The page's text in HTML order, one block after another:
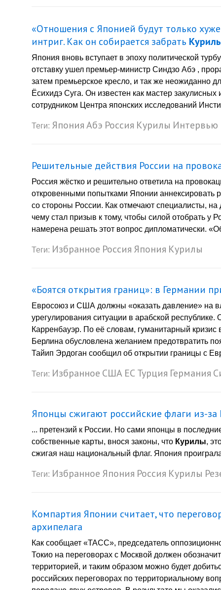
«Отношения с Японией будут только
интриг. Как он собирается забрать
Япония вновь вступает в эпоху политической
отставку ушел премьер-министр Синдзо Абэ ,
затем премьерское кресло, и так же неожиданно
Ёсихидэ Суга. Он известен как мастер
сотрудником Центра японских исследований
Теги: ЯпонияАбэ Россия Курилы Интервью
Решительные действия России на
Россия жёстко и решительно ответила на
откровенными попытками Японии аннексировать
со стороны России. Как отмечают специалисты,
чему стал призыв к тому, чтобы силой отобрать у
намерена решать этот вопрос дипломатически.
Теги: Избранное Россия Япония Курилы
«Боятся открытия границ»: в Германии
Евросоюз и США должны «оказать давление» на
урегулирования ситуации в арабской
Карренбауэр. По её словам, гуманитарный кризис
Берлина обусловлена желанием предотвратить
Тайип Эрдоган сообщил об открытии границы с
Теги: Избранное США ЕС Турция Германия
Японцы сжигают российские флаги из-за
... претензий к России. Но сами японцы в
собственные карты, внося законы, что Курилы,
сжигая наш национальный флаг. Япония
Теги: Избранное Япония Россия Курилы
Компартия Японии считает, что
архипелага
Как сообщает «ТАСС», председатель
Токио на переговорах с Москвой должен
территорией, и таким образом можно будет
российских переговорах по территориальному